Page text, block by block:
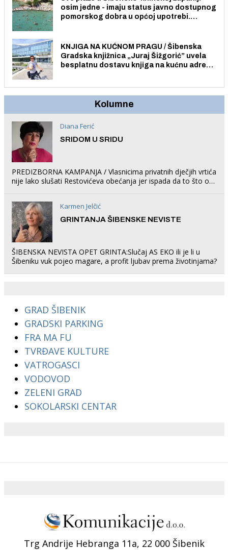
osim jedne - imaju status javno dostupnog
pomorskog dobra u općoj upotrebi.
KNJIGA NA KUĆNOM PRAGU / Šibenska
Gradska knjižnica „Juraj Šižgorić” uvela
besplatnu dostavu knjiga na kućnu adresu
Kolumne
Diana Ferić
SRIDOM U SRIDU
PREDIZBORNA KAMPANJA / Vlasnicima privatnih dječjih vrtića
nije lako slušati Restovićeva obećanja jer ispada da to što oni
Karmen Jelčić
GRINTANJA ŠIBENSKE NEVISTE
ŠIBENSKA NEVISTA OPET GRINTA:Slučaj AS EKO ili je li u
Šibeniku vuk pojeo magare, a profit ljubav prema životinjama?
GRAD ŠIBENIK
GRADSKI PARKING
FRA MA FU
TVRĐAVE KULTURE
VATROGASCI
VODOVOD
ZELENI GRAD
SOKOLARSKI CENTAR
Trg Andrije Hebranga 11a, 22 000 Šibenik